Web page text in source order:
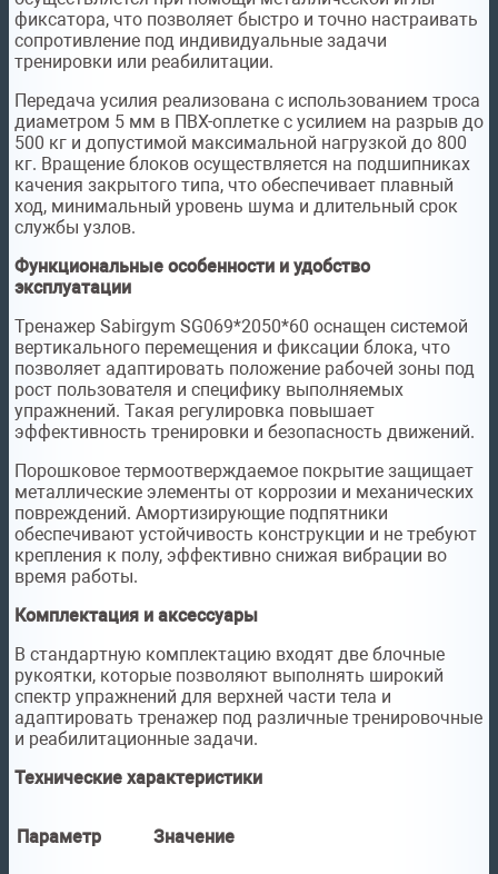
фиксатора, что позволяет быстро и точно настраивать
сопротивление под индивидуальные задачи
тренировки или реабилитации.
Передача усилия реализована с использованием троса
диаметром 5 мм в ПВХ-оплетке с усилием на разрыв до
500 кг и допустимой максимальной нагрузкой до 800
кг. Вращение блоков осуществляется на подшипниках
качения закрытого типа, что обеспечивает плавный
ход, минимальный уровень шума и длительный срок
службы узлов.
Функциональные особенности и удобство
эксплуатации
Тренажер Sabirgym SG069*2050*60 оснащен системой
вертикального перемещения и фиксации блока, что
позволяет адаптировать положение рабочей зоны под
рост пользователя и специфику выполняемых
упражнений. Такая регулировка повышает
эффективность тренировки и безопасность движений.
Порошковое термоотверждаемое покрытие защищает
металлические элементы от коррозии и механических
повреждений. Амортизирующие подпятники
обеспечивают устойчивость конструкции и не требуют
крепления к полу, эффективно снижая вибрации во
время работы.
Комплектация и аксессуары
В стандартную комплектацию входят две блочные
рукоятки, которые позволяют выполнять широкий
спектр упражнений для верхней части тела и
адаптировать тренажер под различные тренировочные
и реабилитационные задачи.
Технические характеристики
Параметр Значение